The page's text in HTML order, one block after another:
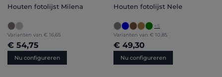
Houten fotolijst Milena
Varianten van € 16,65
€ 54,75
Nu configureren
Houten fotolijst Nele
+5
Varianten van € 10,85
€ 49,30
Nu configureren